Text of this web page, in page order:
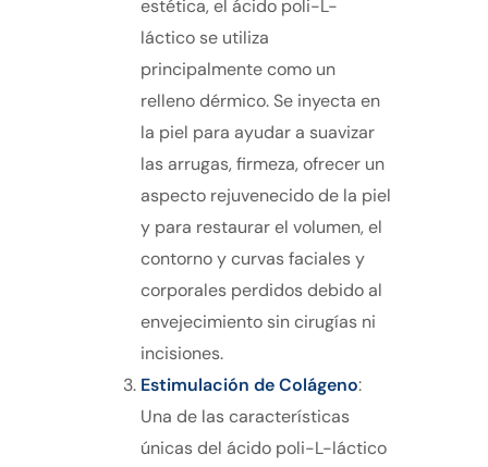
estética, el ácido poli-L-
láctico se utiliza
principalmente como un
relleno dérmico. Se inyecta en
la piel para ayudar a suavizar
las arrugas, firmeza, ofrecer un
aspecto rejuvenecido de la piel
y para restaurar el volumen, el
contorno y curvas faciales y
corporales perdidos debido al
envejecimiento sin cirugías ni
incisiones.
Estimulación de Colágeno:
Una de las características
únicas del ácido poli-L-láctico